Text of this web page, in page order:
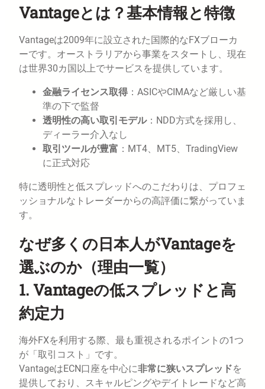
Vantageとは？基本情報と特徴
Vantageは2009年に設立された国際的なFXブローカ
ーです。オーストラリアから事業をスタートし、現在
は世界30カ国以上でサービスを提供しています。
金融ライセンス取得 ：ASICやCIMAなど厳しい基
準の下で監督
透明性の高い取引モデル：NDD方式を採用し、
ディーラー介入なし
取引ツールが豊富 ：MT4、MT5、TradingView
に正式対応
特に透明性と低スプレッドへのこだわりは、プロフェ
ッショナルなトレーダーからの高評価に繋がっていま
す。
なぜ多くの日本人がVantageを
選ぶのか（理由一覧）
1. Vantageの低スプレッドと高
約定力
海外FXを利用する際、最も重視されるポイントの1つ
が「取引コスト」です。
VantageはECN口座を中心に非常に狭いスプレッドを
提供しており、スキャルピングやデイトレードなど高